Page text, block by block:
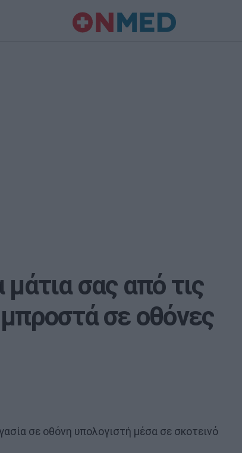
σας από τις
σε οθόνες
σε οθόνη υπολογιστή μέσα σε σκοτεινό